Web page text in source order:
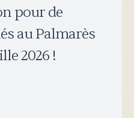
pour de
au Palmarès
2026 !